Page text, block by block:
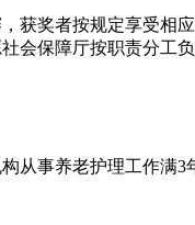
获奖者按规定享受相
会保障厅按职责分工负
从事养老护理工作满